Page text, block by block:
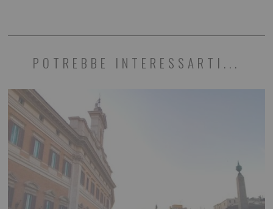
POTREBBE INTERESSARTI...